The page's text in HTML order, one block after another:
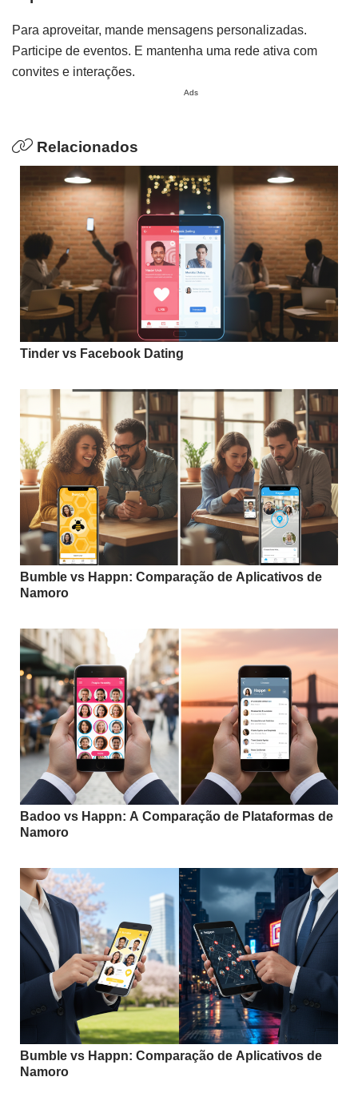
Para aproveitar, mande mensagens personalizadas.
Participe de eventos. E mantenha uma rede ativa com
convites e interações.
Ads
Relacionados
Tinder vs Facebook Dating
Bumble vs Happn: Comparação de Aplicativos de
Namoro
Badoo vs Happn: A Comparação de Plataformas de
Namoro
Bumble vs Happn: Comparação de Aplicativos de
Namoro